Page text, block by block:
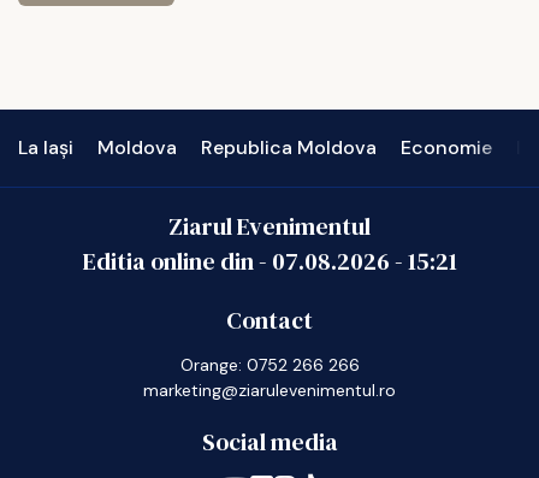
La Iași Moldova Republica Moldova Economie
Ziarul Evenimentul
Editia online din - 07.08.2026-15:21
Contact
Orange: 0752 266 266
marketing@ziarulevenimentul.ro
Social media